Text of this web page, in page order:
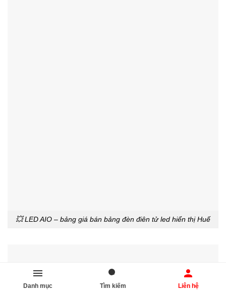
💥 LED AIO – bảng giá bán bảng đèn điên tử led hiển thị Huế
Danh mục Tìm kiếm Liên hệ